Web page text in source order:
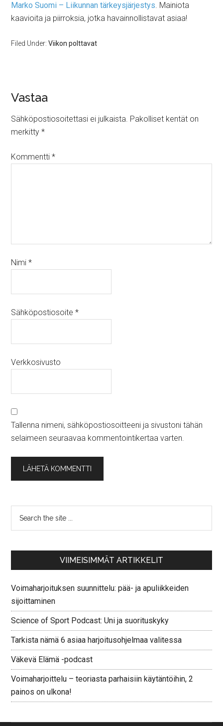
Marko Suomi – Liikunnan tärkeysjärjestys. Mainiota
kaavioita ja piirroksia, jotka havainnollistavat asiaa!
Filed Under:Viikon polttavat
Vastaa
Sähköpostiosoitettasi ei julkaista. Pakolliset kentät on
merkitty*
Kommentti*
Nimi*
Sähköpostiosoite*
Verkkosivusto
Tallenna nimeni, sähköpostiosoitteeni ja sivustoni tähän
selaimeen seuraavaa kommentointikertaa varten.
VIIMEISIMMÄT ARTIKKELIT
Voimaharjoituksen suunnittelu: pää- ja apuliikkeiden
sijoittaminen
Science of Sport Podcast: Uni ja suorituskyky
Tarkista nämä 6 asiaa harjoitusohjelmaa valitessa
Väkevä Elämä -podcast
Voimaharjoittelu – teoriasta parhaisiin käytäntöihin, 2
painos on ulkona!